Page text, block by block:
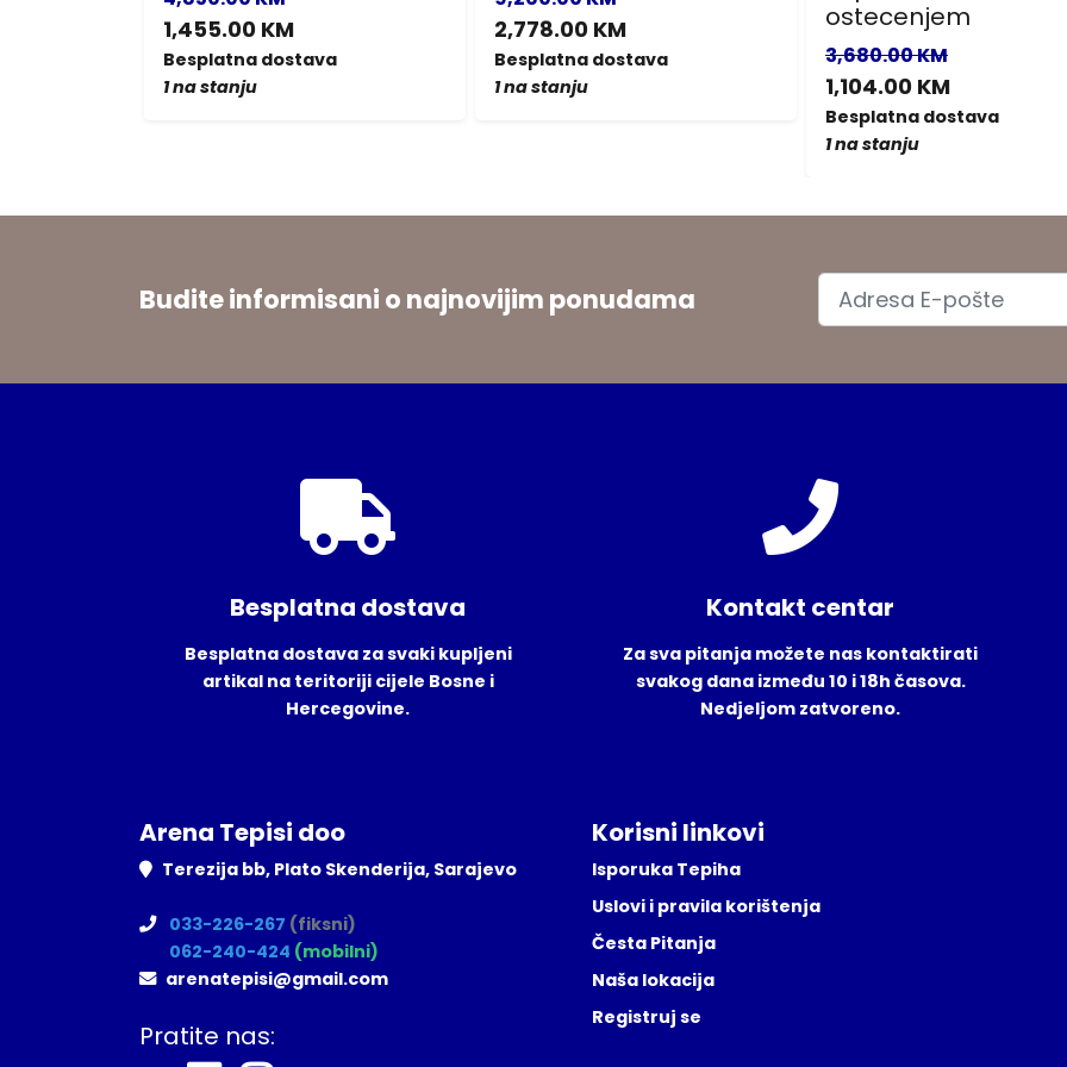
1,455.00 KM
Besplatna dostava
1 na stanju
2,778.00 KM
Besplatna dostava
1 na stanju
ostecenjem
3,680.00 KM
1,104.00 KM
Besplatna dostava
1 na stanju
Budite informisani o najnovijim ponudama
Besplatna dostava
Besplatna dostava za svaki kupljeni
artikal na teritoriji cijele Bosne i
Hercegovine.
Kontakt centar
Za sva pitanja možete nas kontaktirati
svakog dana između 10 i 18h časova.
Nedjeljom zatvoreno.
Arena Tepisi doo
Terezija bb, Plato Skenderija, Sarajevo
033-226-267 (fiksni)
062-240-424 (mobilni)
arenatepisi@gmail.com
Pratite nas:
Korisni linkovi
Isporuka Tepiha
Uslovi i pravila korištenja
Česta Pitanja
Naša lokacija
Registruj se